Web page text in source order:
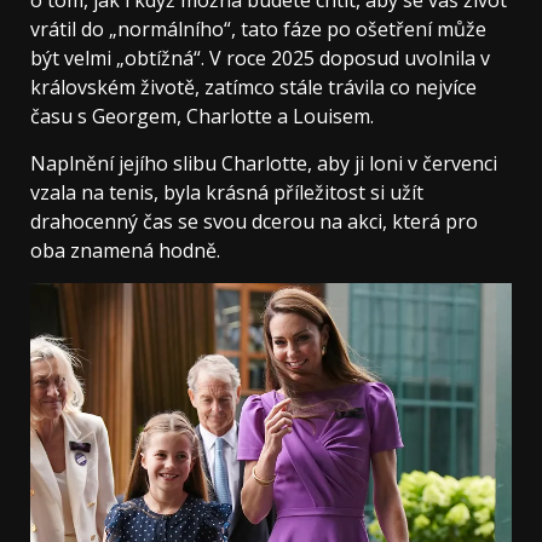
vrátil do „normálního“, tato fáze po ošetření může
být velmi „obtížná“. V roce 2025 doposud uvolnila v
královském životě, zatímco stále trávila co nejvíce
času s Georgem, Charlotte a Louisem.
Naplnění jejího slibu Charlotte, aby ji loni v červenci
vzala na tenis, byla krásná příležitost si užít
drahocenný čas se svou dcerou na akci, která pro
oba znamená hodně.